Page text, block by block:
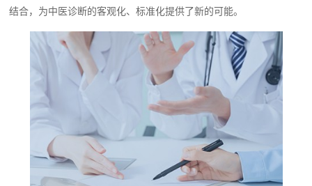
结合，为中医诊断的客观化、标准化提供了新的可能。